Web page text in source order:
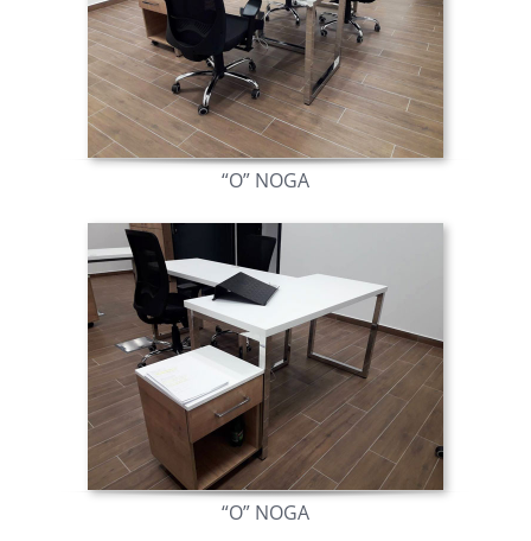
“O” NOGA
“O” NOGA